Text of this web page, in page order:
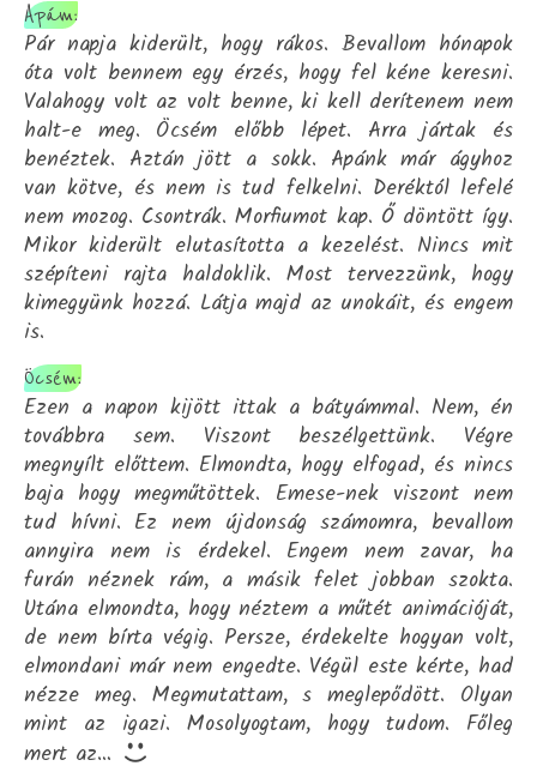
Apám:
Pár napja kiderült, hogy rákos. Bevallom hónapok
óta volt bennem egy érzés, hogy fel kéne keresni.
Valahogy volt az volt benne, ki kell derítenem nem
halt-e meg. Öcsém előbb lépet. Arra jártak és
benéztek. Aztán jött a sokk. Apánk már ágyhoz
van kötve, és nem is tud felkelni. Deréktól lefelé
nem mozog. Csontrák. Morfiumot kap. Ő döntött így.
Mikor kiderült elutasította a kezelést. Nincs mit
szépíteni rajta haldoklik. Most tervezzünk, hogy
kimegyünk hozzá. Látja majd az unokáit, és engem
is.
Öcsém:
Ezen a napon kijött ittak a bátyámmal. Nem, én
továbbra sem. Viszont beszélgettünk. Végre
megnyílt előttem. Elmondta, hogy elfogad, és nincs
baja hogy megműtöttek. Emese-nek viszont nem
tud hívni. Ez nem újdonság számomra, bevallom
annyira nem is érdekel. Engem nem zavar, ha
furán néznek rám, a másik felet jobban szokta.
Utána elmondta, hogy néztem a műtét animációját,
de nem bírta végig. Persze, érdekelte hogyan volt,
elmondani már nem engedte. Végül este kérte, had
nézze meg. Megmutattam, s meglepődött. Olyan
mint az igazi. Mosolyogtam, hogy tudom. Főleg
mert az…